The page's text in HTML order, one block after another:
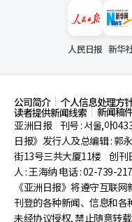
人民日报 新华
公司简介 个人信息处理方
读者提供新闻线索
新闻稿
亚洲日报
刊号 : 서울,아
日报》发行人及总编辑 : 郭
街13号三共大厦11楼 创刊
人 : 王海纳 电话 : 02-739-
《亚洲日报》将遵守互联网
刊登的各种新闻、信息和各
未经协议授权, 禁止随意转